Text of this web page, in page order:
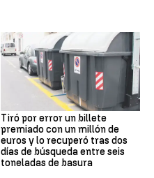
Tiró por error un billete
premiado con un millón de
euros y lo recuperó tras dos
días de búsqueda entre seis
toneladas de basura